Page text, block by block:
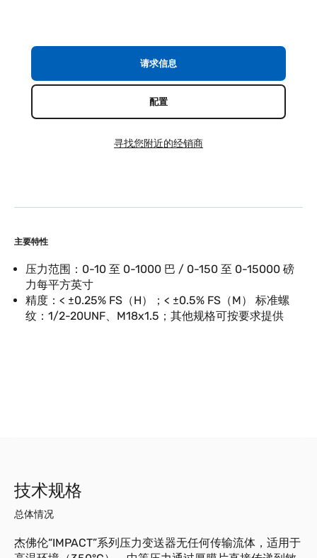
主要特性
压力范围：0-10 至 0-1000 巴 / 0-150 至 0-15000 磅
力每平方英寸
精度：< ±0.25% FS（H）；< ±0.5% FS（M） 标准螺
纹：1/2-20UNF、M18x1.5；其他规格可按要求提供
请求信息
配置
寻找您附近的经销商
技术规格
总体情况
杰佛伦“IMPACT”系列压力变送器无任何传输流体，适用于